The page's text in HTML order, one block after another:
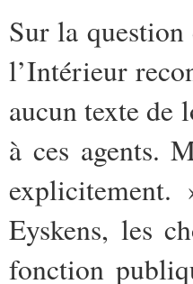
Sur la
l’Intérieur
aucun texte de
à ces agents.
explicitement.
Eyskens, les
fonction